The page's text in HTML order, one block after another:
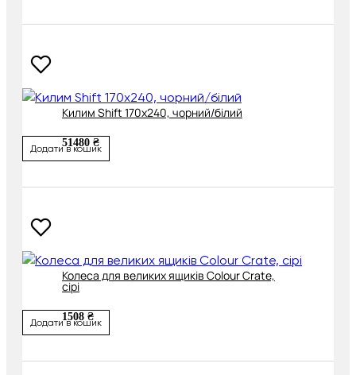
Килим Shift 170х240, чорний/білий
51480 ₴
Додати в кошик
Колеса для великих ящиків Colour Crate,
сірі
1508 ₴
Додати в кошик